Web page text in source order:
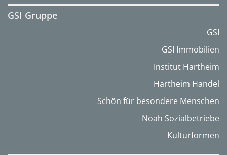
GSI Gruppe
GSI
GSI Immobilien
Institut Hartheim
Hartheim Handel
Schön für besondere Menschen
Noah Sozialbetriebe
Kulturformen